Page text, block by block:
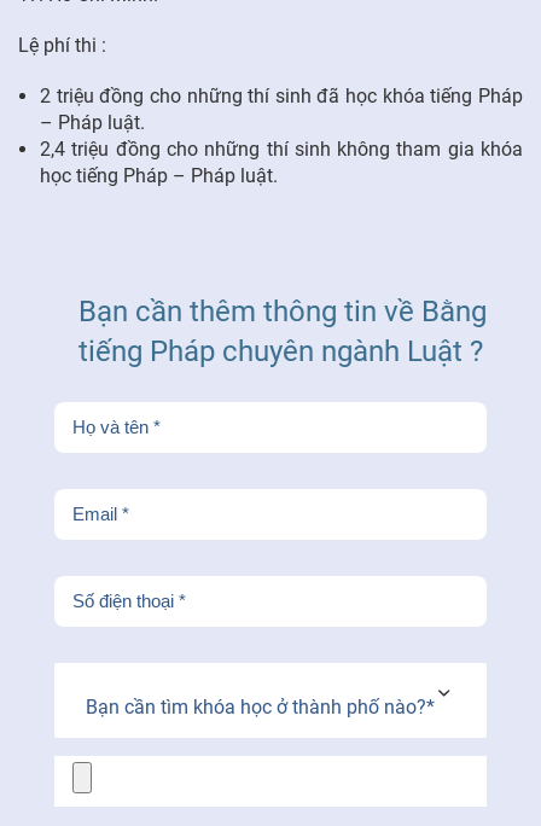
Lệ phí thi :
2 triệu đồng cho những thí sinh đã học khóa tiếng Pháp
– Pháp luật.
2,4 triệu đồng cho những thí sinh không tham gia khóa
học tiếng Pháp – Pháp luật.
Bạn cần thêm thông tin về Bằng
tiếng Pháp chuyên ngành Luật ?
Bạn cần tìm khóa học ở thành phố nào?*